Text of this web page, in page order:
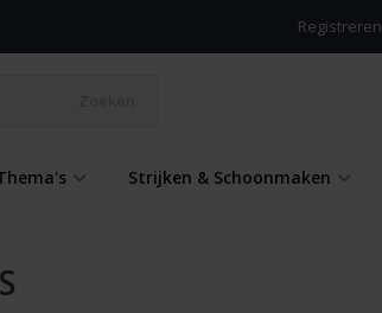
Registreren
Strijken & Schoonmaken